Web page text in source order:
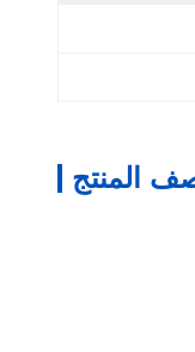
المنتج